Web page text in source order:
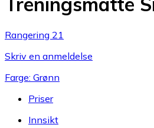
Rangering 21
Skriv en anmeldelse
Farge: Grønn
Priser
Innsikt